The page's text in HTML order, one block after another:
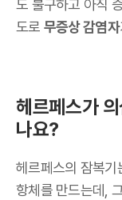
도 불구하고 아직
도로 무증상 감염자
헤르페스가
나요?
헤르페스의 잠복기
항체를 만드는데,